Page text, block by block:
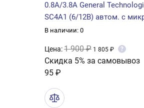
0.8А/3.8A General
SC4A1 (6/12В) автом. с
В наличии: 0
Цена:1 900 ₽ 1 805 ₽ ?
Скидка 5% за самовывоз
95 ₽